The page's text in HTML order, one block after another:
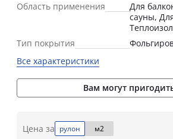
Область применения
Для
сауны,
Тип покрытия
Все характеристики
Вам могут
Цена за рулон м2